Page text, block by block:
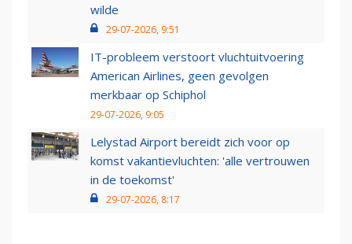
wilde
29-07-2026, 9:51
IT-probleem verstoort vluchtuitvoering
American Airlines, geen gevolgen
merkbaar op Schiphol
29-07-2026, 9:05
Lelystad Airport bereidt zich voor op
komst vakantievluchten: 'alle vertrouwen
in de toekomst'
29-07-2026, 8:17